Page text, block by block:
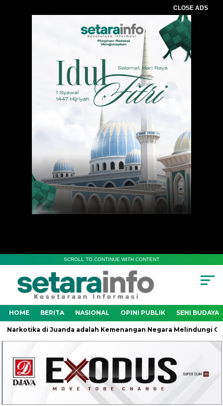
CLOSE ADS
SCROLL TO CONTINUE WITH CONTENT
HOME BERITA NASIONAL OPINI PUBLIK SENI BUDAYA
di Juanda adalah Kemenangan Negara Melindungi